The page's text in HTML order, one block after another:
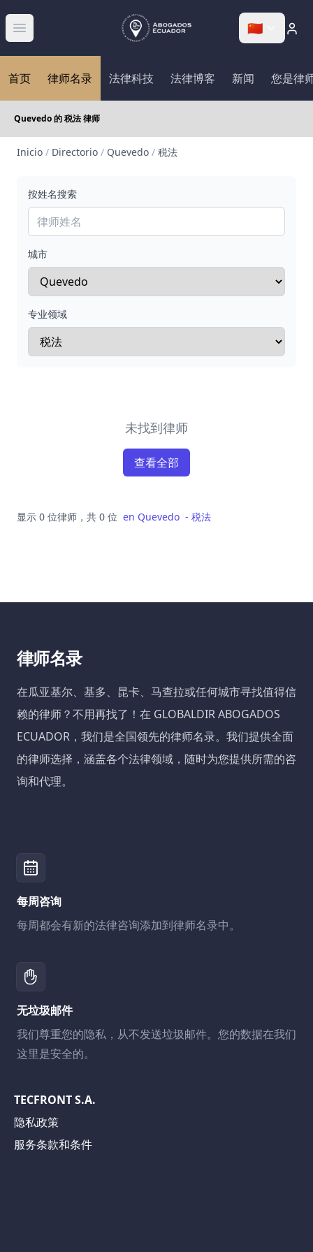
Abrir menú 🇨🇳
首页 律师名录 法律科技 法律博客 新闻 您是律
Quevedo 的 税法 律师
Inicio / Directorio / Quevedo / 税法
按姓名搜索
城市
专业领域
未找到律师
查看全部
显示 0 位律师，共 0 位 en Quevedo - 税法
律师名录
在瓜亚基尔、基多、昆卡、马查拉或任何城市寻找值得信
赖的律师？不用再找了！在 GLOBALDIR ABOGADOS
ECUADOR，我们是全国领先的律师名录。我们提供全面
的律师选择，涵盖各个法律领域，随时为您提供所需的咨
询和代理。
每周咨询
每周都会有新的法律咨询添加到律师名录中。
无垃圾邮件
我们尊重您的隐私，从不发送垃圾邮件。您的数据在我们
这里是安全的。
TECFRONT S.A.
隐私政策
服务条款和条件